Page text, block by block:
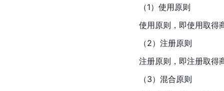
（1）使用原则
使用原则，即使用取得
（2）注册原则
注册原则，即注册取得
（3）混合原则